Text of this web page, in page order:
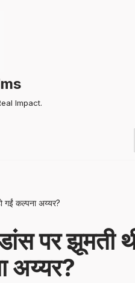
Impact.
गईं कल्पना अय्यर?
पर झूमती
अय्यर?